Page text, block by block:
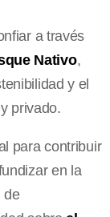
a través
Nativo,
y el
privado.
para contribuir
en la
de